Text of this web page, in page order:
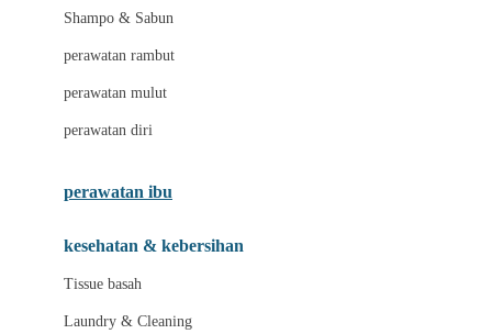
London Taxi
Love To Dream
M
Magformers
Mamaway
Maxi Cosi
Megabloks
Shampo & Sabun
perawatan rambut
perawatan mulut
perawatan diri
perawatan ibu
kesehatan & kebersihan
Tissue basah
Laundry & Cleaning